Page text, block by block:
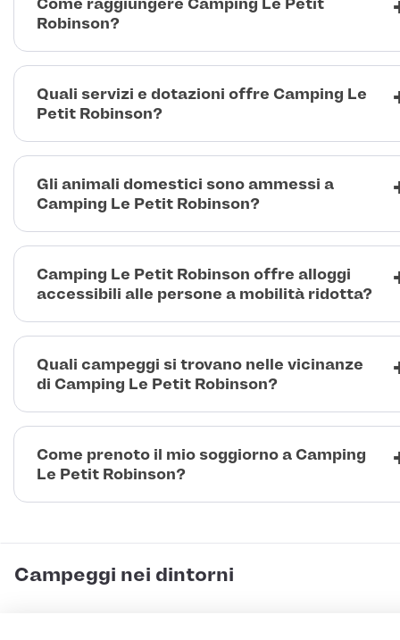
Come raggiungere Camping Le Petit
Robinson?
Quali servizi e dotazioni offre Camping Le
Petit Robinson?
Gli animali domestici sono ammessi a
Camping Le Petit Robinson?
Camping Le Petit Robinson offre alloggi
accessibili alle persone a mobilità ridotta?
Quali campeggi si trovano nelle vicinanze
di Camping Le Petit Robinson?
Come prenoto il mio soggiorno a Camping
Le Petit Robinson?
Campeggi nei dintorni